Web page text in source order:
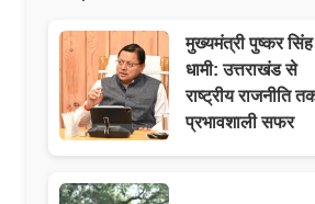
मुख्यमंत्री पुष्कर सिंह
धामी: उत्तराखंड से
राष्ट्रीय राजनीति
प्रभावशाली सफर